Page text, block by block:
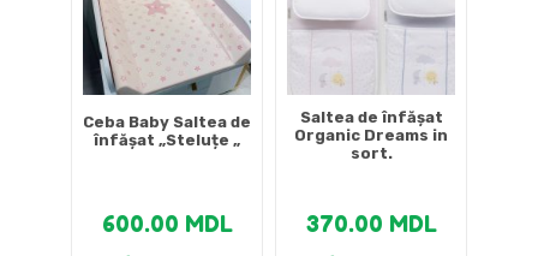
Ceba Baby Saltea de
înfăşat „Steluțe „
600.00 MDL
Saltea de înfăşat
Organic Dreams in
sort.
370.00 MDL